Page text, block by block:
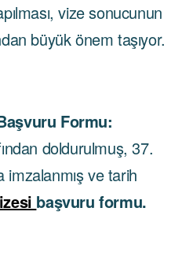
vize sonucunun
büyük önem taşıyor.
Formu:
doldurulmuş, 37.
ve tarih
başvuru formu.